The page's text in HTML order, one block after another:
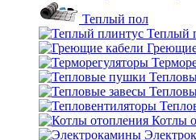
Теплый пол
Теплый
Котлы